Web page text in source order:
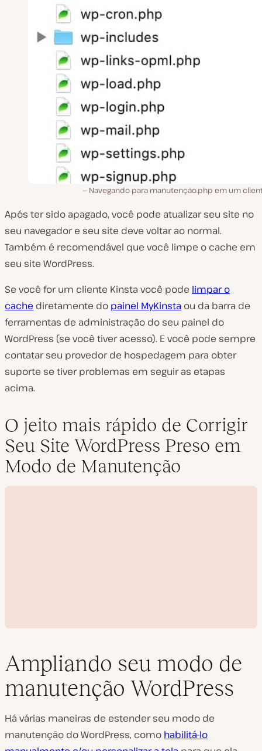
Navegando para manutenção.php em um
Após ter sido apagado, você pode atualizar seu site no
seu navegador e seu site deve voltar ao normal.
Também é recomendável que você limpe o cache em
seu site WordPress.
Se você for um cliente Kinsta você pode limpar o
cache diretamente do painel MyKinsta ou da barra de
ferramentas de administração do seu painel do
WordPress (se você tiver acesso). E você pode sempre
contatar seu provedor de hospedagem para obter
suporte se tiver problemas em seguir as etapas
acima.
O jeito mais rápido de Corrigir
Seu Site WordPress Preso em
Modo de Manutenção
p
o
d
Ampliando seu modo de
manutenção WordPress
Há várias maneiras de estender seu modo de
manutenção do WordPress, como habilitá-lo